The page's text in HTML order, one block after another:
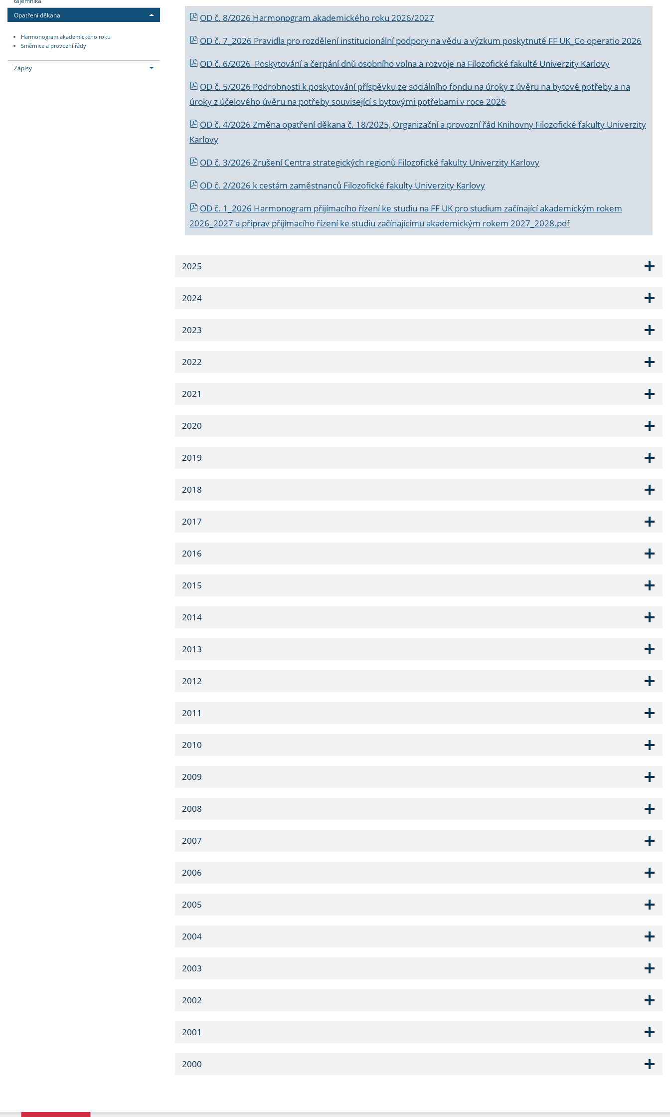
Opatření děkana
Harmonogram akademického roku
Směrnice a provozní řády
Zápisy
OD č. 8/2026 Harmonogram akademického roku 2026/2027
OD č. 7_2026 Pravidla pro rozdělení institucionální podpory na vědu a výzkum poskytnuté FF UK_Co operatio 2026
OD č. 6/2026 Poskytování a čerpání dnů osobního volna a rozvoje na Filozofické fakultě Univerzity Karlovy
OD č. 5/2026 Podrobnosti k poskytování příspěvku ze sociálního fondu na úroky z úvěru na bytové potřeby a na
úroky z účelového úvěru na potřeby související s bytovými potřebami v roce 2026
OD č. 4/2026 Změna opatření děkana č. 18/2025, Organizační a provozní řád Knihovny Filozofické fakulty Univerzity
Karlovy
OD č. 3/2026 Zrušení Centra strategických regionů Filozofické fakulty Univerzity Karlovy
OD č. 2/2026 k cestám zaměstnanců Filozofické fakulty Univerzity Karlovy
OD č. 1_2026 Harmonogram přijímacího řízení ke studiu na FF UK pro studium začínající akademickým rokem
2026_2027 a příprav přijímacího řízení ke studiu začínajícímu akademickým rokem 2027_2028.pdf
2025
2024
2023
2022
2021
2020
2019
2018
2017
2016
2015
2014
2013
2012
2011
2010
2009
2008
2007
2006
2005
2004
2003
2002
2001
2000